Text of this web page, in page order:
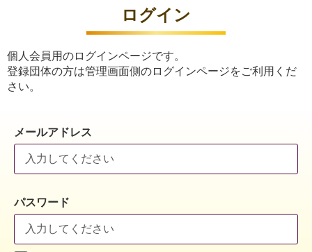
ログイン
個人会員用のログインページです。
登録団体の方は管理画面側のログインページをご利用くだ
さい。
メールアドレス
パスワード